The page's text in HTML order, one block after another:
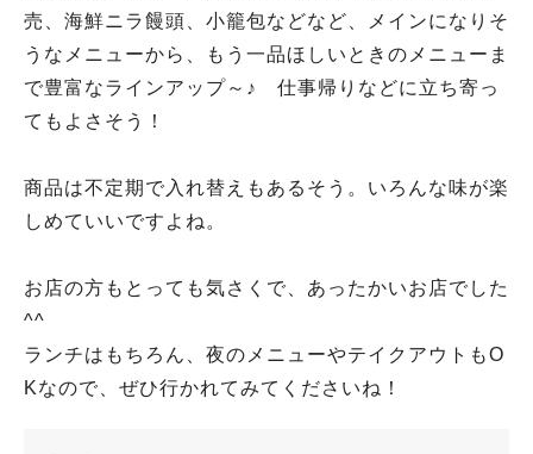
売、海鮮ニラ饅頭、小籠包などなど、メインになりそ
うなメニューから、もう一品ほしいときのメニューま
で豊富なラインアップ～♪ 仕事帰りなどに立ち寄っ
てもよさそう！
商品は不定期で入れ替えもあるそう。いろんな味が楽
しめていいですよね。
お店の方もとっても気さくで、あったかいお店でした
^^
ランチはもちろん、夜のメニューやテイクアウトもO
Kなので、ぜひ行かれてみてくださいね！